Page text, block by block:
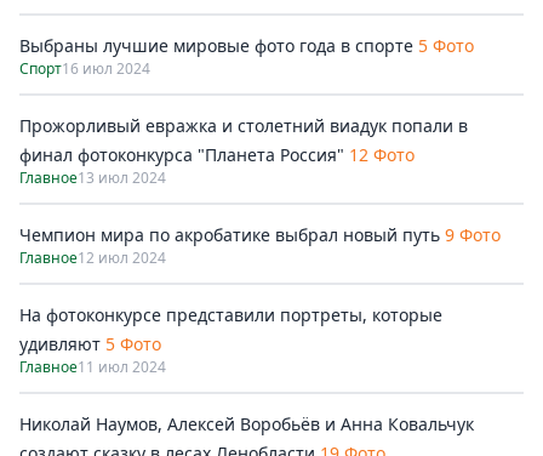
Выбраны лучшие мировые фото года в спорте 5 Фото
Спорт16 июл 2024
Прожорливый евражка и столетний виадук попали в
финал фотоконкурса "Планета Россия" 12 Фото
Главное13 июл 2024
Чемпион мира по акробатике выбрал новый путь 9 Фото
Главное12 июл 2024
На фотоконкурсе представили портреты, которые
удивляют 5 Фото
Главное11 июл 2024
Николай Наумов, Алексей Воробьёв и Анна Ковальчук